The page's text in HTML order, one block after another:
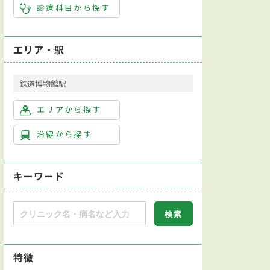
診療科目から探す
エリア・駅
鉄道博物館駅
エリアから探す
沿線から探す
キーワード
特徴